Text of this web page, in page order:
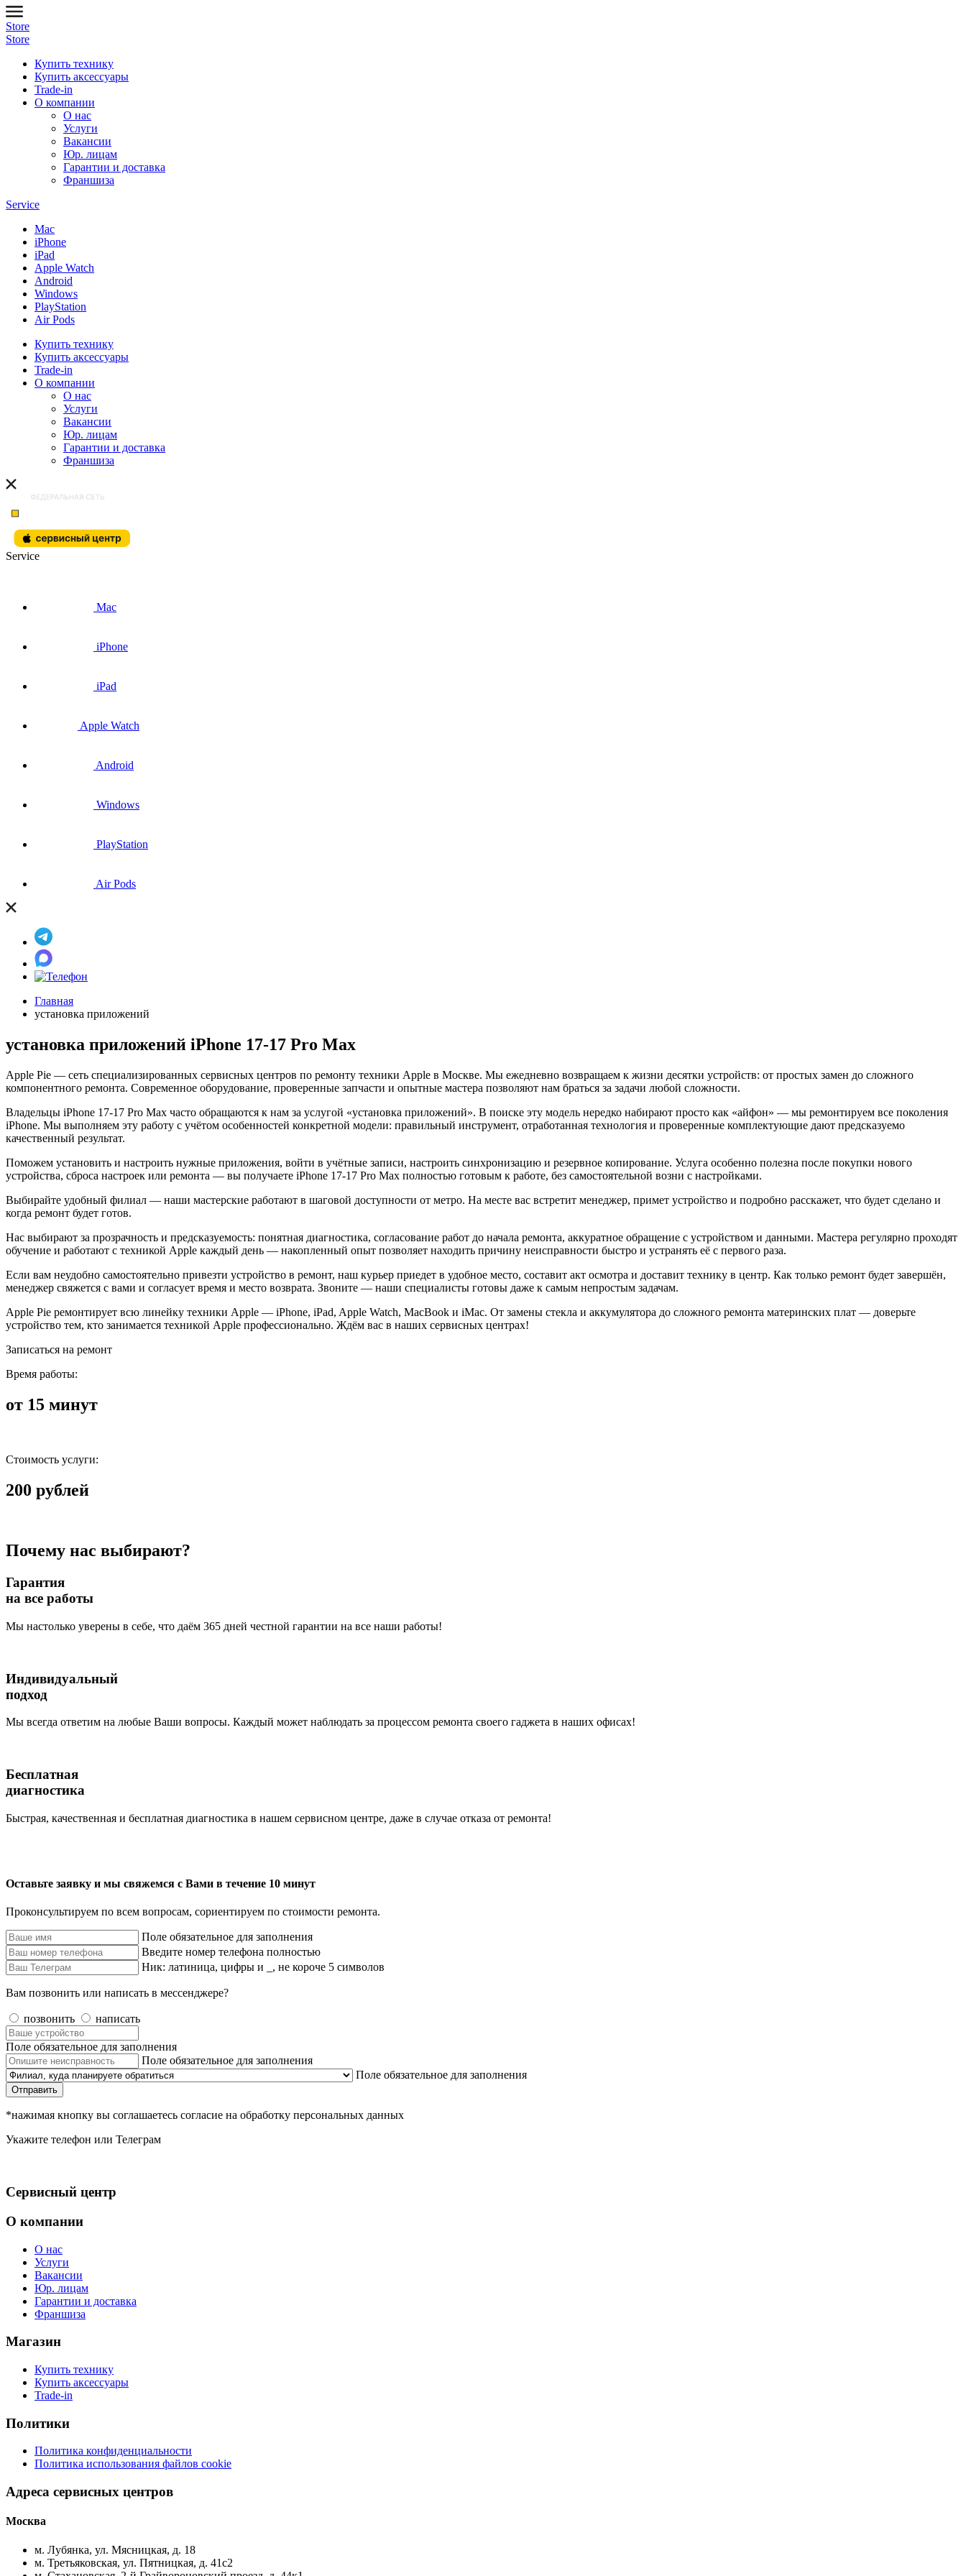
Store
Store
Купить технику
Купить аксессуары
Trade-in
О компании
О нас
Услуги
Вакансии
Юр. лицам
Гарантии и доставка
Франшиза
Service
Mac
iPhone
iPad
Apple Watch
Android
Windows
PlayStation
Air Pods
Купить технику
Купить аксессуары
Trade-in
О компании
О нас
Услуги
Вакансии
Юр. лицам
Гарантии и доставка
Франшиза
Service
Mac
iPhone
iPad
Apple Watch
Android
Windows
PlayStation
Air Pods
Главная
установка приложений
установка приложений iPhone 17-17 Pro Max
Apple Pie — сеть специализированных сервисных центров по ремонту техники Apple в Москве. Мы ежедневно возвращаем к жизни десятки устройств: от простых замен до сложного
компонентного ремонта. Современное оборудование, проверенные запчасти и опытные мастера позволяют нам браться за задачи любой сложности.
Владельцы iPhone 17-17 Pro Max часто обращаются к нам за услугой «установка приложений». В поиске эту модель нередко набирают просто как «айфон» — мы ремонтируем все поколения
iPhone. Мы выполняем эту работу с учётом особенностей конкретной модели: правильный инструмент, отработанная технология и проверенные комплектующие дают предсказуемо
качественный результат.
Поможем установить и настроить нужные приложения, войти в учётные записи, настроить синхронизацию и резервное копирование. Услуга особенно полезна после покупки нового
устройства, сброса настроек или ремонта — вы получаете iPhone 17-17 Pro Max полностью готовым к работе, без самостоятельной возни с настройками.
Выбирайте удобный филиал — наши мастерские работают в шаговой доступности от метро. На месте вас встретит менеджер, примет устройство и подробно расскажет, что будет сделано и
когда ремонт будет готов.
Нас выбирают за прозрачность и предсказуемость: понятная диагностика, согласование работ до начала ремонта, аккуратное обращение с устройством и данными. Мастера регулярно проходят
обучение и работают с техникой Apple каждый день — накопленный опыт позволяет находить причину неисправности быстро и устранять её с первого раза.
Если вам неудобно самостоятельно привезти устройство в ремонт, наш курьер приедет в удобное место, составит акт осмотра и доставит технику в центр. Как только ремонт будет завершён,
менеджер свяжется с вами и согласует время и место возврата. Звоните — наши специалисты готовы даже к самым непростым задачам.
Apple Pie ремонтирует всю линейку техники Apple — iPhone, iPad, Apple Watch, MacBook и iMac. От замены стекла и аккумулятора до сложного ремонта материнских плат — доверьте
устройство тем, кто занимается техникой Apple профессионально. Ждём вас в наших сервисных центрах!
Записаться на ремонт
Время работы:
от 15 минут
Стоимость услуги:
200 рублей
Почему нас выбирают?
Гарантия
на все работы
Мы настолько уверены в себе, что даём 365 дней честной гарантии на все наши работы!
Индивидуальный
подход
Мы всегда ответим на любые Ваши вопросы. Каждый может наблюдать за процессом ремонта своего гаджета в наших офисах!
Бесплатная
диагностика
Быстрая, качественная и бесплатная диагностика в нашем сервисном центре, даже в случае отказа от ремонта!
Оставьте заявку и мы свяжемся с Вами в течение 10 минут
Проконсультируем по всем вопросам, сориентируем по стоимости ремонта.
Поле обязательное для заполнения
Введите номер телефона полностью
Ник: латиница, цифры и _, не короче 5 символов
Вам позвонить или написать в мессенджере?
позвонить написать
Поле обязательное для заполнения
Поле обязательное для заполнения
Поле обязательное для заполнения
Отправить
*нажимая кнопку вы соглашаетесь согласие на обработку персональных данных
Укажите телефон или Телеграм
Сервисный центр
О компании
О нас
Услуги
Вакансии
Юр. лицам
Гарантии и доставка
Франшиза
Магазин
Купить технику
Купить аксессуары
Trade-in
Политики
Политика конфиденциальности
Политика использования файлов cookie
Адреса сервисных центров
Москва
м. Лубянка, ул. Мясницкая, д. 18
м. Третьяковская, ул. Пятницкая, д. 41с2